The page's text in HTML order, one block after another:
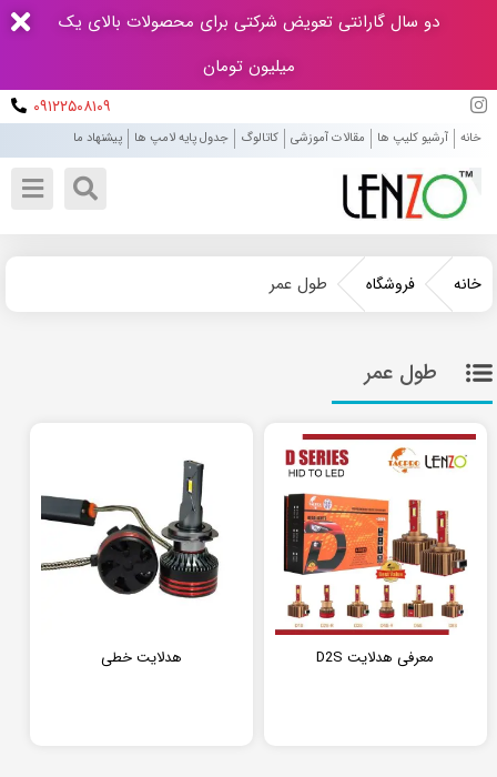
دو سال گارانتی تعویض شرکتی برای محصولات بالای یک
میلیون تومان
۰۹۱۲۲۵۰۸۱۰۹
خانه آرشیو کلیپ ها مقالات آموزشی کاتالوگ جدول پایه لامپ ها پیشنهاد ما
خانه فروشگاه طول عمر
طول عمر
معرفی هدلایت D2S هدلایت خطی